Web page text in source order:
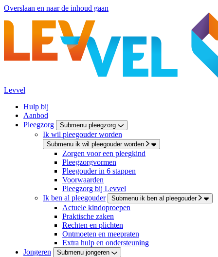
Overslaan en naar de inhoud gaan
Levvel
Hulp bij
Aanbod
Pleegzorg
Submenu pleegzorg
Ik wil pleegouder worden
Submenu ik wil pleegouder worden
Zorgen voor een pleegkind
Pleegzorgvormen
Pleegouder in 6 stappen
Voorwaarden
Pleegzorg bij Levvel
Ik ben al pleegouder
Submenu ik ben al pleegouder
Actuele kindoproepen
Praktische zaken
Rechten en plichten
Ontmoeten en meepraten
Extra hulp en ondersteuning
Jongeren
Submenu jongeren